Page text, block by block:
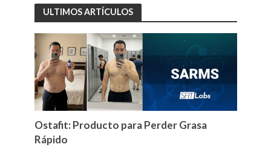
ULTIMOS ARTÍCULOS
Ostafit: Producto para Perder Grasa
Rápido